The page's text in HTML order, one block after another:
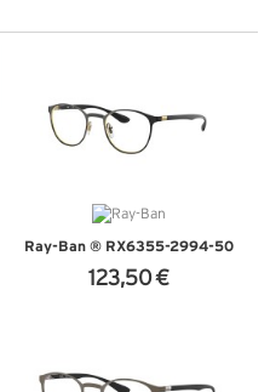
Ray-Ban ® RX6355-2994-50
123,50 €